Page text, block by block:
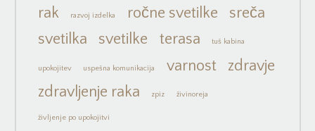
rak razvoj izdelka ročne svetilke
sreča
svetilka
svetilke terasa tuš kabina
upokojitev uspešna komunikacija varnost
zdravje
zdravljenje raka
zpiz živinoreja
življenje po upokojitvi